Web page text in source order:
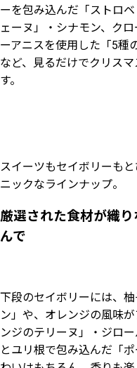
ーを包み込んだ「ストロ
ェーヌ」・シナモン、ク
ーアニスを使用した「5種
など、見るだけでクリス
す。
スイーツもセイボリーも
ニックなラインナップ。
厳選された食材が織
んで
下段のセイボリーには、
ン」や、オレンジの風味
ンジのテリーヌ」・ジロ
とユリ根で包み込んだ「